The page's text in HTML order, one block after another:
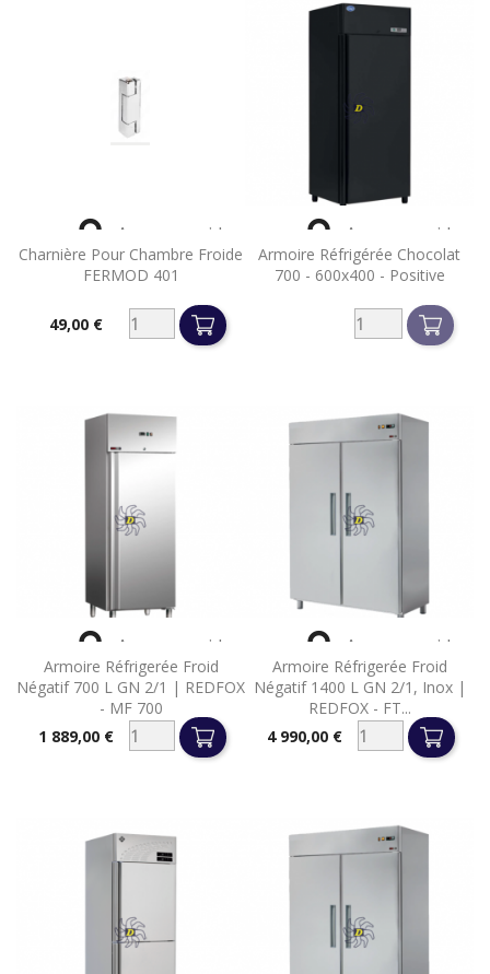
Charnière Pour Chambre Froide
FERMOD 401
Prix49,00 €
 Aperçu rapide
Armoire Réfrigérée Chocolat
700 - 600x400 - Positive
 Aperçu rapide
Armoire Réfrigerée Froid
Négatif 700 L GN 2/1 | REDFOX
- MF 700
Prix1 889,00 €
 Aperçu rapide
Armoire Réfrigerée Froid
Négatif 1400 L GN 2/1, Inox |
REDFOX - FT...
Prix4 990,00 €
 Aperçu rapide